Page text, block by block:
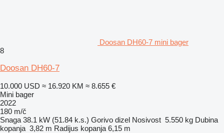
Doosan DH60-7 mini bager
8
Doosan DH60-7
10.000 USD ≈ 16.920 KM ≈ 8.655 €
Mini bager
2022
180 m/č
Snaga 38.1 kW (51.84 k.s.) Gorivo dizel Nosivost 5.550 kg Dubina
kopanja 3,82 m Radijus kopanja 6,15 m